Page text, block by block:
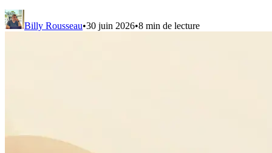
Billy Rousseau•30 juin 2026•8 min de lecture